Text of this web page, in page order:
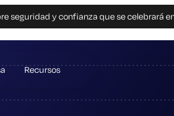
seguridad y confianza que se celebrará
Recursos